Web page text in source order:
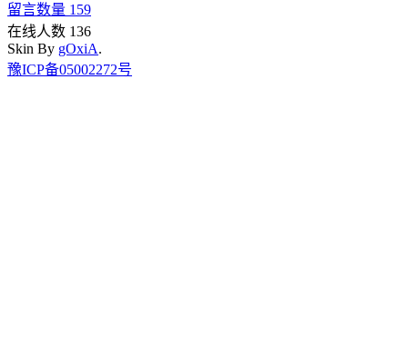
留言数量 159
在线人数 136
Skin By gOxiA.
豫ICP备05002272号